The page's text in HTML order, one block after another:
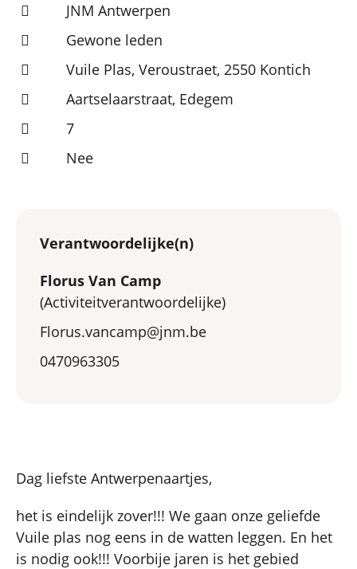
JNM Antwerpen
Gewone leden
Vuile Plas, Veroustraet, 2550 Kontich
Aartselaarstraat, Edegem
7
Nee
Verantwoordelijke(n)
Florus Van Camp
(Activiteitverantwoordelijke)
Florus.vancamp@jnm.be
0470963305
Dag liefste Antwerpenaartjes,
het is eindelijk zover!!! We gaan onze geliefde
Vuile plas nog eens in de watten leggen. En het
is nodig ook!!! Voorbije jaren is het gebied